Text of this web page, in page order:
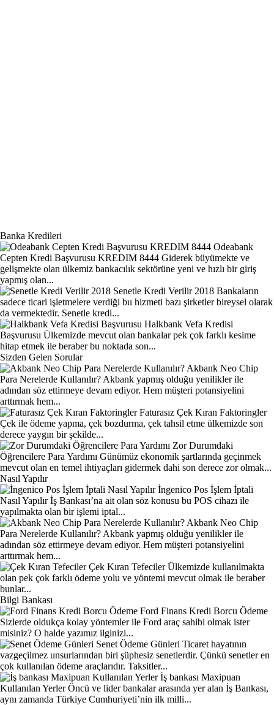
Banka Kredileri
Odeabank
Cepten Kredi Başvurusu KREDIM 8444 Giderek büyümekte ve
gelişmekte olan ülkemiz bankacılık sektörüne yeni ve hızlı bir giriş
yapmış olan...
Senetle Kredi Verilir 2018 Bankaların
sadece ticari işletmelere verdiği bu hizmeti bazı şirketler bireysel olarak
da vermektedir. Senetle kredi...
Halkbank Vefa Kredisi
Başvurusu Ülkemizde mevcut olan bankalar pek çok farklı kesime
hitap etmek ile beraber bu noktada son...
Sizden Gelen Sorular
Akbank Neo Chip
Para Nerelerde Kullanılır? Akbank yapmış olduğu yenilikler ile
adından söz ettirmeye devam ediyor. Hem müşteri potansiyelini
arttırmak hem...
Faturasız Çek Kıran Faktoringler
Çek ile ödeme yapma, çek bozdurma, çek tahsil etme ülkemizde son
derece yaygın bir şekilde...
Zor Durumdaki
Öğrencilere Para Yardımı Günümüz ekonomik şartlarında geçinmek
mevcut olan en temel ihtiyaçları gidermek dahi son derece zor olmak...
Nasıl Yapılır
İngenico Pos İşlem İptali
Nasıl Yapılır İş Bankası’na ait olan söz konusu bu POS cihazı ile
yapılmakta olan bir işlemi iptal...
Akbank Neo Chip
Para Nerelerde Kullanılır? Akbank yapmış olduğu yenilikler ile
adından söz ettirmeye devam ediyor. Hem müşteri potansiyelini
arttırmak hem...
Çek Kıran Tefeciler Ülkemizde kullanılmakta
olan pek çok farklı ödeme yolu ve yöntemi mevcut olmak ile beraber
bunlar...
Bilgi Bankası
Ford Finans Kredi Borcu Ödeme
Sizlerde oldukça kolay yöntemler ile Ford araç sahibi olmak ister
misiniz? O halde yazımız ilginizi...
Senet Ödeme Günleri Ticaret hayatının
vazgeçilmez unsurlarından biri şüphesiz senetlerdir. Çünkü senetler en
çok kullanılan ödeme araçlarıdır. Taksitler...
İş bankası Maxipuan
Kullanılan Yerler Öncü ve lider bankalar arasında yer alan İş Bankası,
aynı zamanda Türkiye Cumhuriyeti’nin ilk milli...